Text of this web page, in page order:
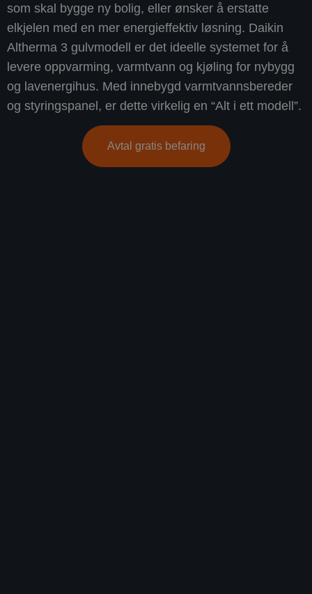
som skal bygge ny bolig, eller ønsker å erstatte
elkjelen med en mer energieffektiv løsning. Daikin
Altherma 3 gulvmodell er det ideelle systemet for å
levere oppvarming, varmtvann og kjøling for nybygg
og lavenergihus. Med innebygd varmtvannsbereder
og styringspanel, er dette virkelig en “Alt i ett modell”.
Avtal gratis befaring